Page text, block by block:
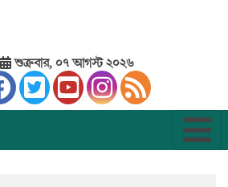
শুক্রবার, ০৭ আগস্ট ২০২৬